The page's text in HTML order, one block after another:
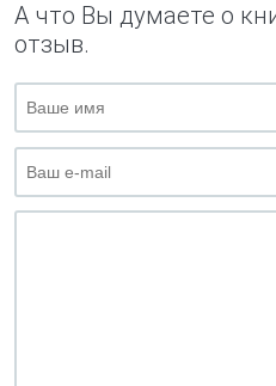
А что Вы думаете о
отзыв.